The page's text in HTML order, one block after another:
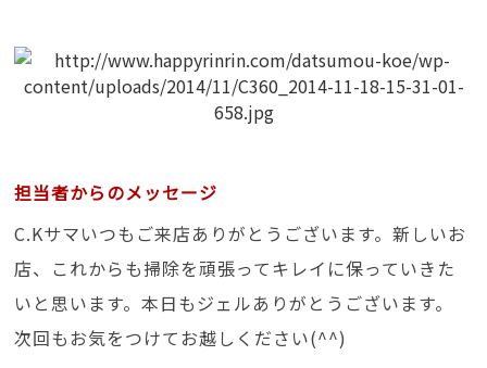
担当者からのメッセージ
C.Kサマいつもご来店ありがとうございます。新しいお
店、これからも掃除を頑張ってキレイに保っていきた
いと思います。本日もジェルありがとうございます。
次回もお気をつけてお越しください(^^)